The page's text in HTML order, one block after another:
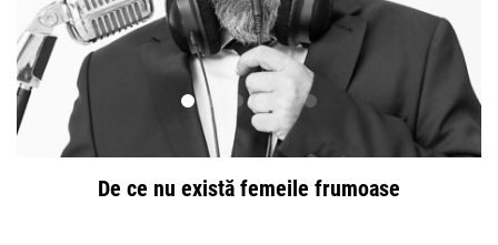
De ce nu există femeile frumoase